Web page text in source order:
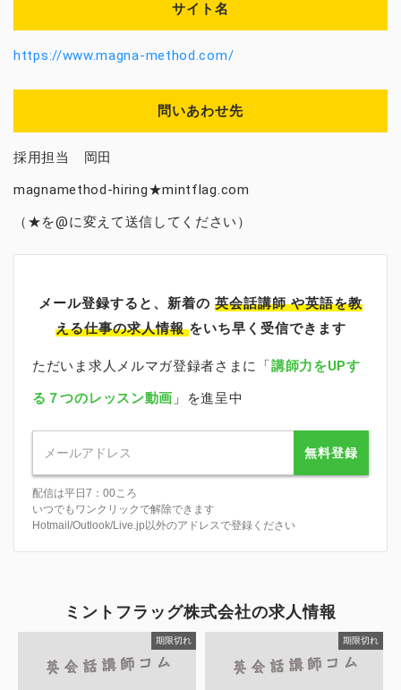
サイト名
https://www.magna-method.com/
問いあわせ先
採用担当 岡田
magnamethod-hiring★mintflag.com
（★を@に変えて送信してください）
メール登録すると、新着の 英会話講師や英語を教
える仕事の求人情報をいち早く受信できます
ただいま求人メルマガ登録者さまに「 講師力をUPす
る７つのレッスン動画 」を進呈中
無料登録
配信は平日7：00ころ
いつでもワンクリックで解除できます
Hotmail/Outlook/Live.jp以外のアドレスで登録ください
ミントフラッグ株式会社の求人情報
期限切れ 期限切れ